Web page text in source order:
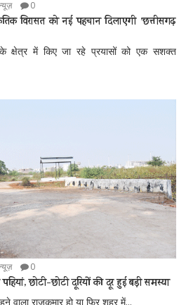
0
विरासत को नई पहचान दिलाएगी ’छत्तीसगढ़
क्षेत्र में किए जा रहे प्रयासों को एक सशक्त
0
छोटी-छोटी दूरियों की दूर हुई बड़ी समस्या
वाला राजकुमार हो या फिर शहर में...